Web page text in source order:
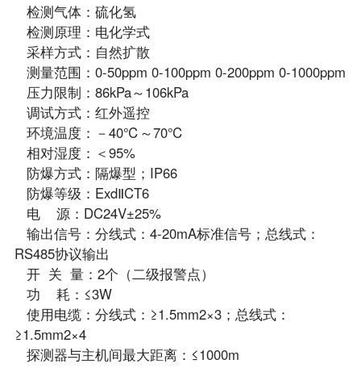
检测气体：硫化氢
检测原理：电化学式
采样方式：自然扩散
测量范围：0-50ppm 0-100ppm 0-200ppm 0-1000ppm
压力限制：86kPa～106kPa
调试方式：红外遥控
环境温度：－40℃～70℃
相对湿度：＜95%
防爆方式：隔爆型；IP66
防爆等级：ExdⅡCT6
电 源：DC24V±25%
输出信号：分线式：4-20mA标准信号；总线式：
RS485协议输出
开 关 量：2个（二级报警点）
功 耗：≤3W
使用电缆：分线式：≥1.5mm2×3；总线式：
≥1.5mm2×4
探测器与主机间最大距离：≤1000m